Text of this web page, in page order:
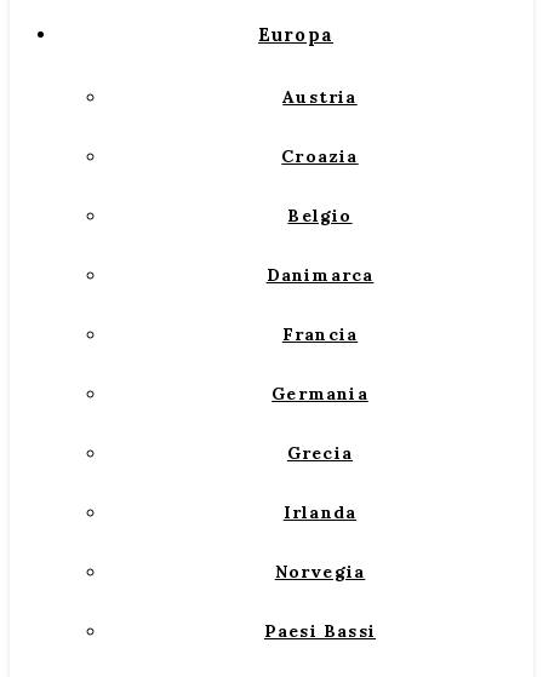
Europa
Austria
Croazia
Belgio
Danimarca
Francia
Germania
Grecia
Irlanda
Norvegia
Paesi Bassi